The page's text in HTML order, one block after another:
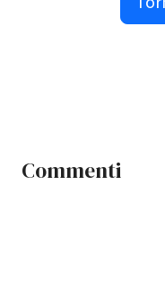
Commenti